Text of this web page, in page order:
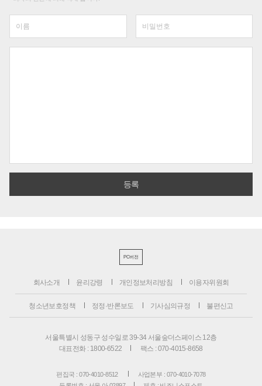
PC버전
회사소개 윤리강령 개인정보처리방침 이용자위원회
청소년보호정책 정정·반론보도 기사심의규정 불편신고
서울특별시 성동구 성수일로 39-34 서울숲더스페이스 12층
대표전화 : 1800-6522
팩스 : 070-4015-8658
편집국 : 070-4010-8512
사업본부 : 070-4010-7078